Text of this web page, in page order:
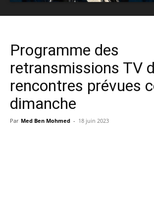
Programme des
retransmissions TV
rencontres prévues
dimanche
Par Med Ben Mohmed - 18 juin 2023